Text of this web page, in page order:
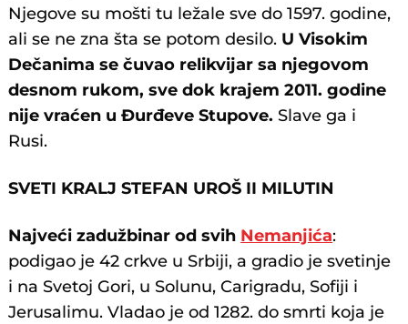
Njegove su mošti tu ležale sve do 1597. godine,
ali se ne zna šta se potom desilo. U Visokim
Dečanima se čuvao relikvijar sa njegovom
desnom rukom, sve dok krajem 2011. godine
nije vraćen u Đurđeve Stupove. Slave ga i
Rusi.
SVETI KRALJ STEFAN UROŠ II MILUTIN
Najveći zadužbinar od svih Nemanjića:
podigao je 42 crkve u Srbiji, a gradio je svetinje
i na Svetoj Gori, u Solunu, Carigradu, Sofiji i
Jerusalimu. Vladao je od 1282. do smrti koja je